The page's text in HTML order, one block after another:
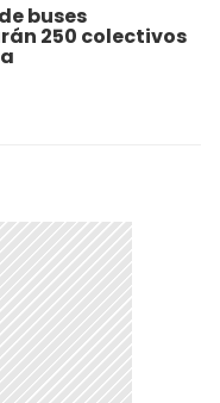
buses
250 colectivos